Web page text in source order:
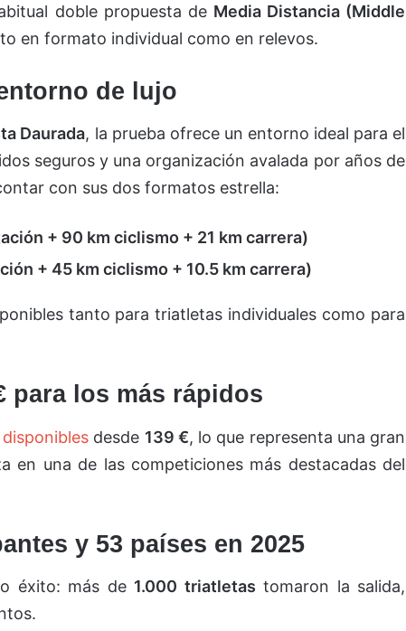
doble propuesta de Media Distancia (Middle
en formato individual como en relevos.
de lujo
Daurada, la prueba ofrece un entorno ideal para el
seguros y una organización avalada por años de
con sus dos formatos estrella:
+ 90 km ciclismo + 21 km carrera)
+ 45 km ciclismo + 10.5 km carrera)
tanto para triatletas individuales como para
para los más rápidos
disponibles desde 139 €, lo que representa una gran
en una de las competiciones más destacadas del
y 53 países en 2025
éxito: más de 1.000 triatletas tomaron la salida,